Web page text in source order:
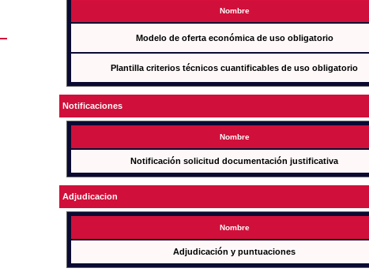
Nombre
Modelo de oferta económica de uso obligatorio
Plantilla criterios técnicos cuantificables de uso obligatorio
Notificaciones
Nombre
Notificación solicitud documentación justificativa
Adjudicacion
Nombre
Adjudicación y puntuaciones